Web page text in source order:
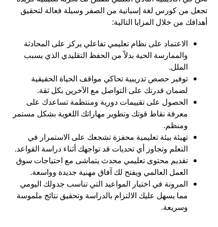
تجعل من كورس لغة إسبانية من الصفر وسيلة فعالة لتحقيق
أهدافك من خلال المزايا التالية:
الاعتماد على نظام تعليمي تفاعلي يركز على المحادثة
والممارسة الحية بدلاً من الحفظ التقليدي الذي يسبب
الملل.
توفير حصص تدريبية تحاكي مواقف الحياة الحقيقية
لضمان قدرتك على التواصل مع الآخرين بكل ثقة.
الحصول على تقييمات دورية ومنتظمة تساعدك على
معرفة نقاط قوتك وتطوير مهاراتك اللغوية بشكل مستمر
ومنظم.
تهيئة بيئة تعليمية محفزة تشجعك على الاستمرار في
التعلم وتجاوز أي تحديات قد تواجهك أثناء دراسة القواعد.
تقديم محتوى تعليمي محدث يتماشى مع احتياجات سوق
العمل العالمي ويفتح لك آفاق مهنية جديدة وواسعة.
المرونة في اختيار المواعيد التي تناسب جدولك اليومي
مما يسهل عليك الالتزام بالدراسة وتحقيق نتائج ملموسة
وسريعة.